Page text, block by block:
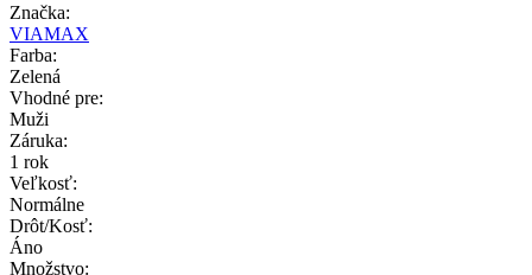
Značka:
VIAMAX
Farba:
Zelená
Vhodné pre:
Muži
Záruka:
1 rok
Veľkosť:
Normálne
Drôt/Kosť:
Áno
Množstvo: